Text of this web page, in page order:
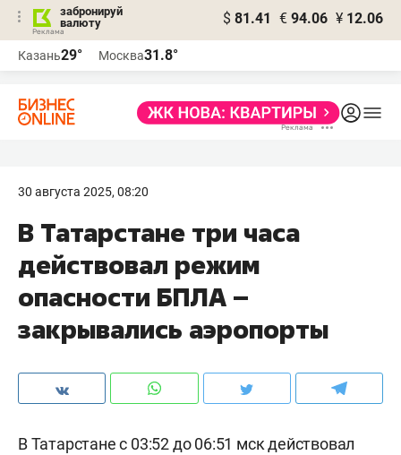
забронируй
валюту
$ 81.41 € 94.06 ¥ 12.06
Казань29° Москва31.8°
30 августа 2025, 08:20
В Татарстане три часа
действовал режим
опасности БПЛА –
закрывались аэропорты
В Татарстане с 03:52 до 06:51 мск действовал